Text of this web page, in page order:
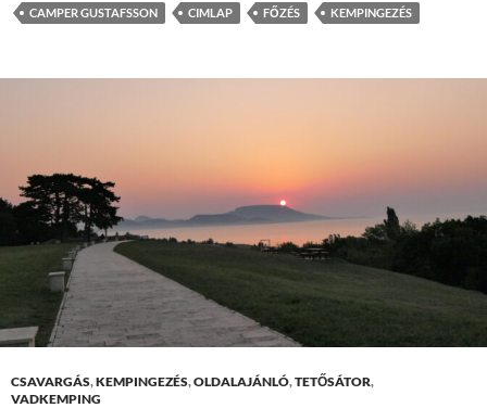
CAMPER GUSTAFSSON CIMLAP FŐZÉS KEMPINGEZÉS
CSAVARGÁS,KEMPINGEZÉS,OLDALAJÁNLÓ,TETŐSÁTOR,
VADKEMPING